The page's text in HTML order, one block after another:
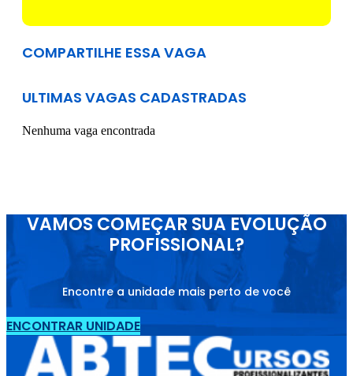
COMPARTILHE ESSA VAGA
ULTIMAS VAGAS CADASTRADAS
Nenhuma vaga encontrada
VAMOS COMEÇAR SUA EVOLUÇÃO
PROFISSIONAL?
Encontre a unidade mais perto de você
ENCONTRAR UNIDADE